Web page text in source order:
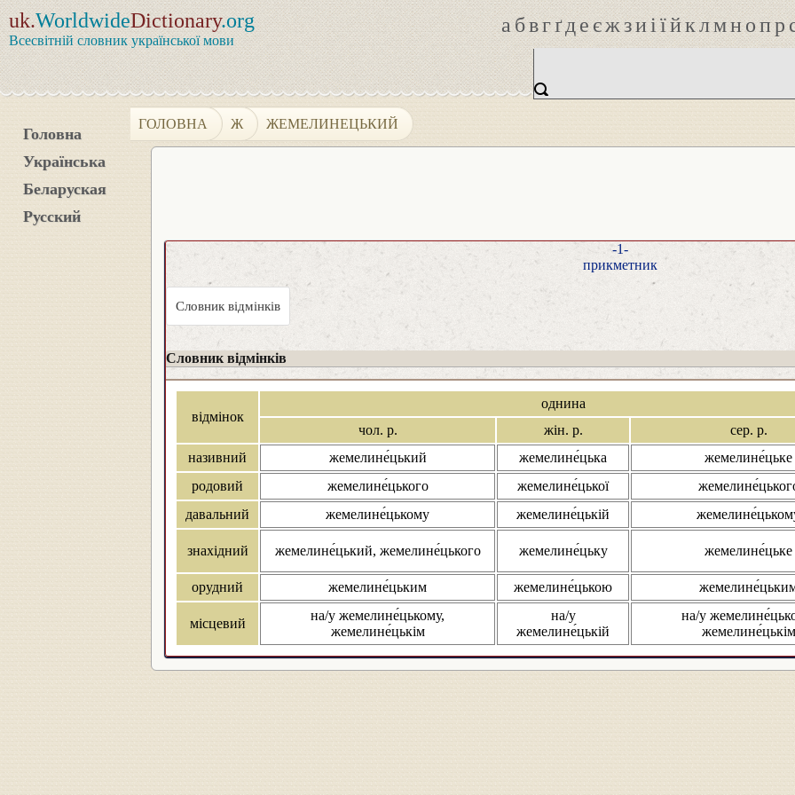
uk.WorldwideDictionary.org
Всесвітній словник української мови
абвгґдеєжзиіїйклмнопр
Головна
Українська
Беларуская
Русский
ГОЛОВНА Ж ЖЕМЕЛИНЕЦЬКИЙ
-1-
прикметник
Словник відмінків
Словник відмінків
відмінок
однина
чол. р.
жін. р.
сер. р.
називний
жемелине́цький жемелине́цька жемелине́цьке
родовий
жемелине́цького жемелине́цької
давальний
жемелине́цькому жемелине́цькій
знахідний жемелине́цький, жемелине́цького жемелине́цьку жемелине́цьке
орудний
жемелине́цьким жемелине́цькою
місцевий
на/у жемелине́цькому,
жемелине́цькім
на/у
жемелине́цькій
на/у
жемелине́цькім